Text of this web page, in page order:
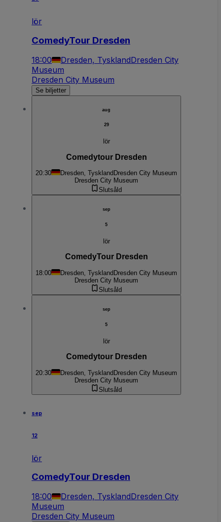
lör
ComedyTour Dresden
18:00 Dresden, TysklandDresden City
Museum
Dresden City Museum
Se biljetter
aug
29
lör
Comedytour Dresden
20:30 Dresden, Tyskland Dresden City Museum
Dresden City Museum
Slutsåld
sep
5
lör
ComedyTour Dresden
18:00 Dresden, Tyskland Dresden City Museum
Dresden City Museum
Slutsåld
sep
5
lör
Comedytour Dresden
20:30 Dresden, TysklandDresden City Museum
Dresden City Museum
Slutsåld
sep
12
lör
ComedyTour Dresden
18:00 Dresden, TysklandDresden City
Museum
Dresden City Museum